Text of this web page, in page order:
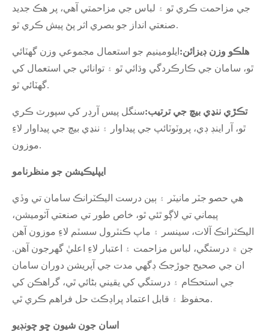
جي مزاحمت ڪري ٿو ۽ لباس جي مزاحمتي آهي، پر هڪ جديد
صنعتي انداز جو بصري اثر پڻ پيش ڪري ٿو.
هلڪو وزن ڊيزائن: ايلومينيم جو استعمال مجموعي وزن گھٽائي
ٿو، سامان جي ڪارڪردگي وڌائي ٿو ۽ توانائي جي استعمال کي
گھٽائي ٿو.
تڪڙي ننڍي بيچ جي ترتيب:سنگل پيس آرڊر کي سپورٽ ڪري
ٿو، آر اينڊ ڊي، پروٽوٽائپ جي پيداوار ۽ ننڍي بيچ جي پيداوار لاءِ
موزون.
ايپليڪيشن جو منظرنامو
هي حصو جٽر مانيٽر ۽ ٻين درست اليڪٽرانڪ سامان تي وڏي
پيماني تي لاڳو ٿئي ٿو، خاص طور تي صنعتي آٽوميشن،
اليڪٽرانڪ آلات، سينسر ۽ ماپ ڪنٽرول سسٽم لاءِ موزون آهن
جن ۾ درستگي، لباس مزاحمت ۽ اعتبار لاءِ اعليٰ گهرجون آهن.
ان جي صحيح جوڙجڪ ڊگهي مدت جي آپريشن دوران سامان
جي استحڪام ۽ درستگي کي يقيني بڻائي ٿي، گراهڪن کي
محفوظ ۽ قابل اعتماد پراڊڪٽ حل فراهم ڪري ٿي.
اسان جون شيون ڇو چونڊيو